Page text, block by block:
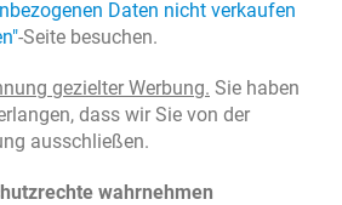
Daten nicht verkaufen
-Seite besuchen.
gezielter Werbung. Sie haben
dass wir Sie von der
ausschließen.
wahrnehmen